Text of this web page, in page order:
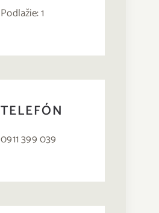
Podlažie: 1
TELEFÓN
0911 399 039